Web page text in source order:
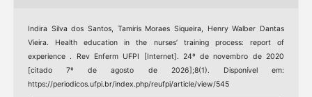
Indira Silva dos Santos, Tamiris Moraes Siqueira, Henry Walber Dantas
Vieira. Health education in the nurses’ training process: report of
experience . Rev Enferm UFPI [Internet]. 24º de novembro de 2020
[citado 7º de agosto de 2026];8(1). Disponível em:
https://periodicos.ufpi.br/index.php/reufpi/article/view/545